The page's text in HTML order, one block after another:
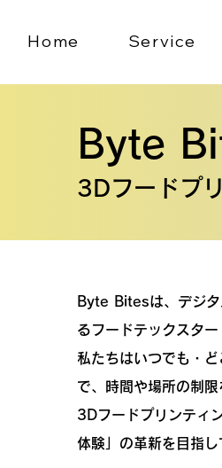
Home Service
Byte
3Dフードプ
Byte Bitesは、デジ
るフードテックスタ
私たちはいつでも・
で、時間や場所の制
3Dフードプリンティ
体験」の革新を目指